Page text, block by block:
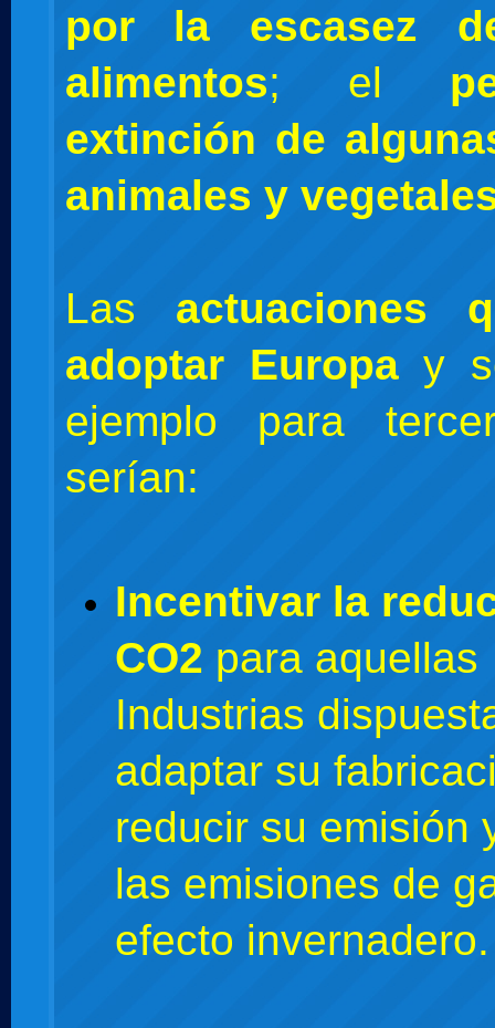
por la escasez
alimentos; el
extinción de
animales y
Las actuaciones
adoptar Europay
ejemplo para
serían:
Incentivar la
CO2 para aquellas
Industrias
adaptar su
reducir su emisión
las emisiones de
efecto invernadero.